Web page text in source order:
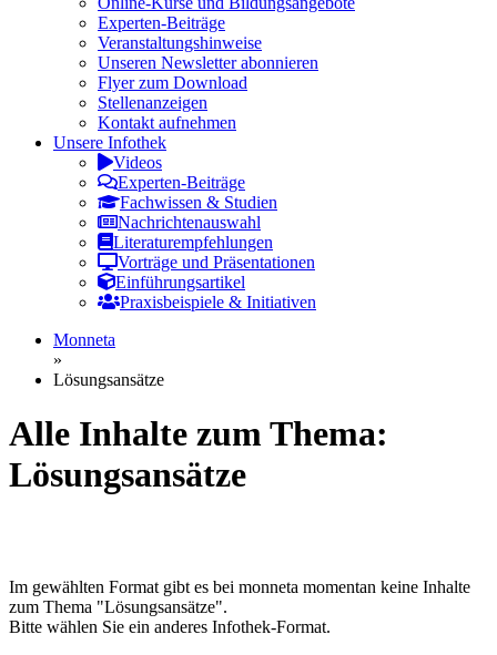
Experten-Beiträge
Veranstaltungshinweise
Unseren Newsletter abonnieren
Flyer zum Download
Stellenanzeigen
Kontakt aufnehmen
Unsere Infothek
Videos
Experten-Beiträge
Fachwissen & Studien
Nachrichtenauswahl
Literaturempfehlungen
Vorträge und Präsentationen
Einführungsartikel
Praxisbeispiele & Initiativen
Monneta
»
Lösungsansätze
Alle Inhalte zum Thema:
Lösungsansätze
Im gewählten Format gibt es bei monneta momentan keine Inhalte
zum Thema "Lösungsansätze".
Bitte wählen Sie ein anderes Infothek-Format.